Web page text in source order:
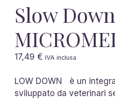
Slow Down
17,49 € IVA inclusa
LOW DOWN è un
sviluppato da veterinari